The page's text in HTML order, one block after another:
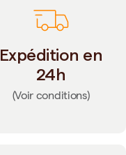
Expédition en
24h
(Voir conditions)